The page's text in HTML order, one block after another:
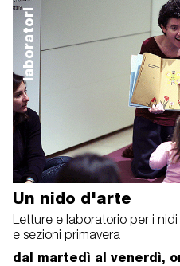
laboratori
Un nido d'arte
Letture e laboratorio per i
e sezioni primavera
dal martedì al venerdì,